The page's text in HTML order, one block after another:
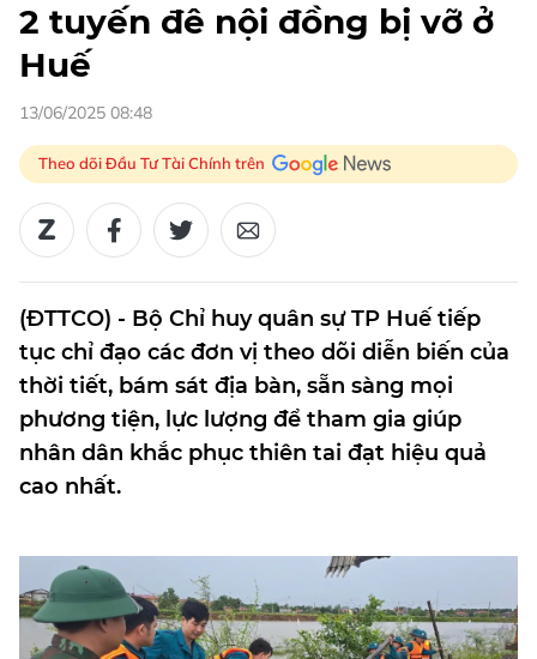
2 tuyến đê nội đồng bị vỡ ở
Huế
13/06/2025 08:48
Theo dõi Đầu Tư Tài Chính trên
(ĐTTCO) - Bộ Chỉ huy quân sự TP Huế tiếp
tục chỉ đạo các đơn vị theo dõi diễn biến của
thời tiết, bám sát địa bàn, sẵn sàng mọi
phương tiện, lực lượng để tham gia giúp
nhân dân khắc phục thiên tai đạt hiệu quả
cao nhất.